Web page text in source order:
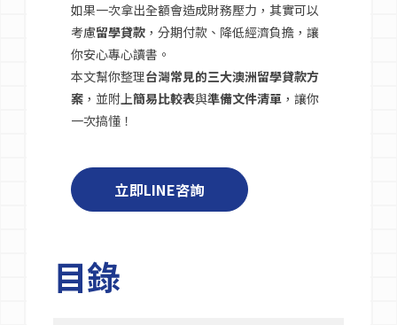
如果一次拿出全額會造成財務壓力，其實可以
考慮留學貸款 ，分期付款、降低經濟負擔，讓
你安心專心讀書。
本文幫你整理台灣常見的三大澳洲留學貸款方
案 ，並附上簡易比較表與準備文件清單 ，讓你
一次搞懂！
立即LINE咨詢
目錄
澳洲留學
留學台灣